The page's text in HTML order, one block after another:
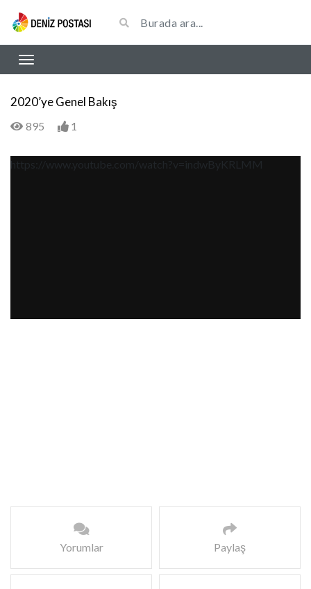
2020’ye Genel Bakış
895 1
https://www.youtube.com/watch?v=indwByKRLMM
Yorumlar Paylaş